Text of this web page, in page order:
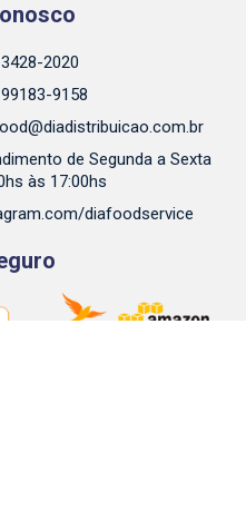
2020
9158
de Segunda a Sexta
às 17:00hs
diafoodservice